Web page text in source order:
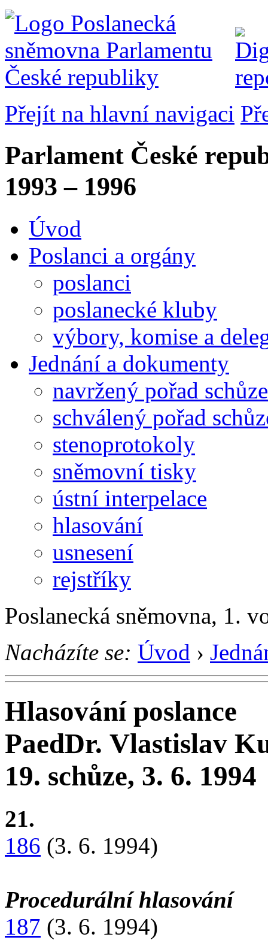
Přejít na hlavní navigaci
Parlament České
1993 – 1996
Úvod
Poslanci a orgány
poslanci
poslanecké kluby
výbory, komise a
Jednání a dokumenty
navržený pořad schůze
schválený pořad
stenoprotokoly
sněmovní tisky
ústní interpelace
hlasování
usnesení
rejstříky
Poslanecká sněmovna, 1.
Nacházíte se: Úvod ›
Hlasování poslance
PaedDr. Vlastislav
19. schůze, 3. 6. 1994
21.
186 (3. 6. 1994)
Procedurální hlasování
187 (3. 6. 1994)